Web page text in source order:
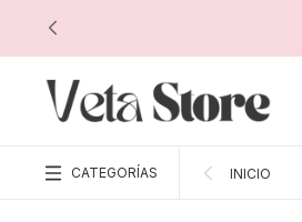
CATEGORÍAS INICIO